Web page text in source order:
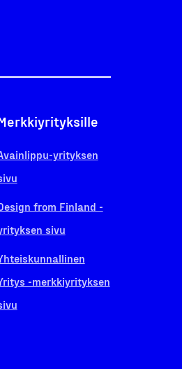
yrityksen
from Finland -
sivu
-merkkiyrityksen